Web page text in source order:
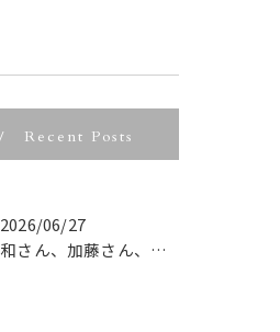
Recent Posts
2026/06/27
清和さん、加藤さん、宮城県ビーチバレー大会優勝、本当におめで...